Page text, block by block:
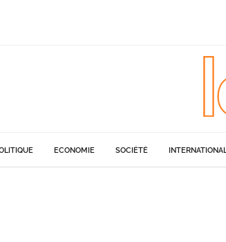
ECONOMIE SOCIÉTÉ INTERNATIONAL